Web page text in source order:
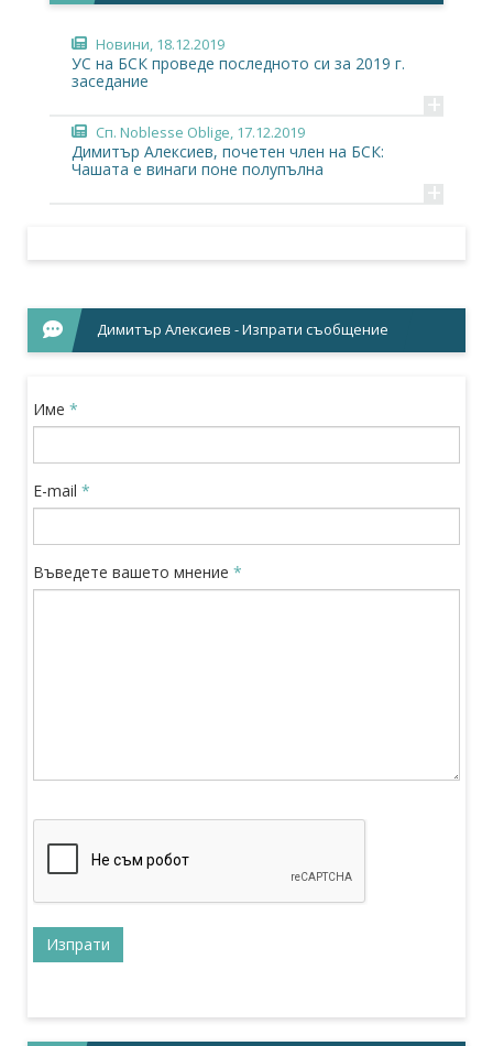
Новини, 18.12.2019
УС на БСК проведе последното си за 2019 г.
заседание
+
Сп. Noblesse Oblige, 17.12.2019
Димитър Алексиев, почетен член на БСК:
Чашата е винаги поне полупълна
+
Димитър Алексиев - Изпрати съобщение
Име *
E-mail *
Въведете вашето мнение *